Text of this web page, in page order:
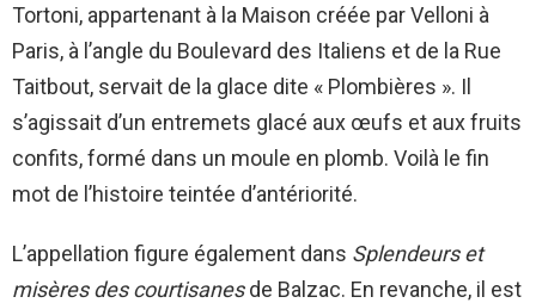
Tortoni, appartenant à la Maison créée par Velloni à
Paris, à l’angle du Boulevard des Italiens et de la Rue
Taitbout, servait de la glace dite « Plombières ». Il
s’agissait d’un entremets glacé aux œufs et aux fruits
confits, formé dans un moule en plomb. Voilà le fin
mot de l’histoire teintée d’antériorité.
L’appellation figure également dans Splendeurs et
misères des courtisanesde Balzac. En revanche, il est